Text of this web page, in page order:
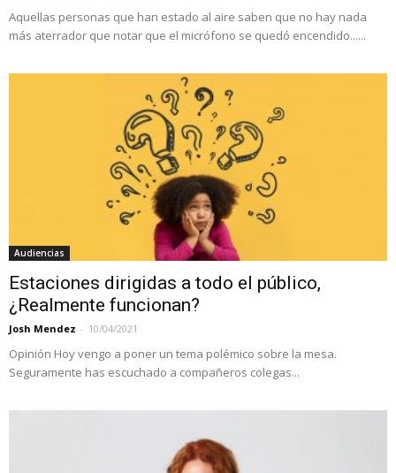
Aquellas personas que han estado al aire saben que no hay nada
más aterrador que notar que el micrófono se quedó encendido......
Audiencias
Estaciones dirigidas a todo el público,
¿Realmente funcionan?
Josh Mendez - 10/04/2021
Opinión Hoy vengo a poner un tema polémico sobre la mesa.
Seguramente has escuchado a compañeros colegas...